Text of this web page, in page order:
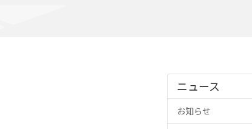
ニュース
お知らせ